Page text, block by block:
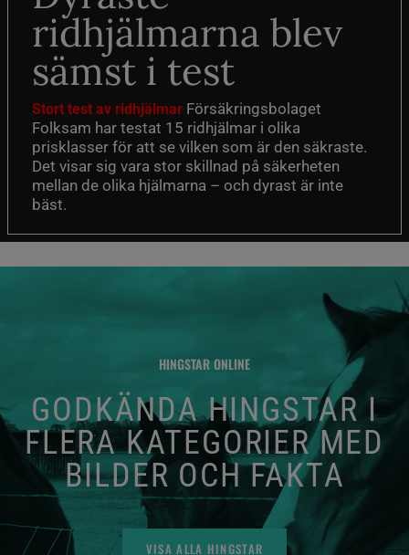
ridhjälmarna blev
sämst i test
Stort test av ridhjälmar Försäkringsbolaget
Folksam har testat 15 ridhjälmar i olika
prisklasser för att se vilken som är den säkraste.
Det visar sig vara stor skillnad på säkerheten
mellan de olika hjälmarna – och dyrast är inte
bäst.
HINGSTAR ONLINE
GODKÄNDA HINGSTAR I
FLERA KATEGORIER MED
BILDER OCH FAKTA
VISA ALLA HINGSTAR